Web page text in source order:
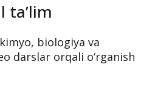
ta’lim
biologiya va
darslar orqali o‘rganish